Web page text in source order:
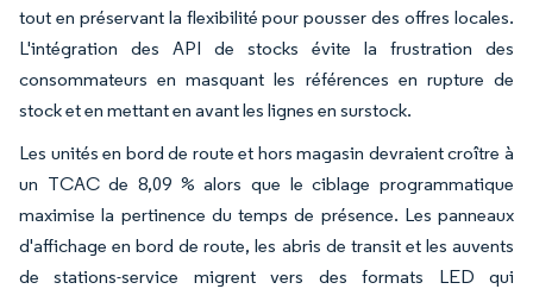
tout en préservant la flexibilité pour pousser des offres locales.
L'intégration des API de stocks évite la frustration des
consommateurs en masquant les références en rupture de
stock et en mettant en avant les lignes en surstock.
Les unités en bord de route et hors magasin devraient croître à
un TCAC de 8,09 % alors que le ciblage programmatique
maximise la pertinence du temps de présence. Les panneaux
d'affichage en bord de route, les abris de transit et les auvents
de stations-service migrent vers des formats LED qui